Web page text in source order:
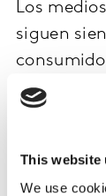
This website
We use
Los
siguen
Según este
la prensa
contrario de